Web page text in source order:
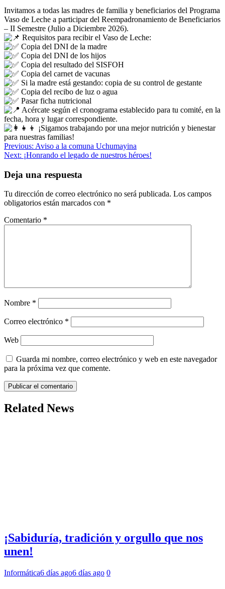
Invitamos a todas las madres de familia y beneficiarios del Programa
Vaso de Leche a participar del Reempadronamiento de Beneficiarios
– II Semestre (Julio a Diciembre 2026).
Requisitos para recibir el Vaso de Leche:
Copia del DNI de la madre
Copia del DNI de los hijos
Copia del resultado del SISFOH
Copia del carnet de vacunas
Si la madre está gestando: copia de su control de gestante
Copia del recibo de luz o agua
Pasar ficha nutricional
Acércate según el cronograma establecido para tu comité, en la
fecha, hora y lugar correspondiente.
¡Sigamos trabajando por una mejor nutrición y bienestar
para nuestras familias!
Navegación
de
entradas
Previous: Aviso a la comuna Uchumayina
Next: ¡Honrando el legado de nuestros héroes!
Deja una respuesta
Tu dirección de correo electrónico no será publicada. Los campos
obligatorios están marcados con *
Comentario *
Nombre *
Correo electrónico *
Web
Guarda mi nombre, correo electrónico y web en este navegador
para la próxima vez que comente.
Related News
¡Sabiduría, tradición y orgullo que nos
unen!
Informática6 días ago6 días ago 0